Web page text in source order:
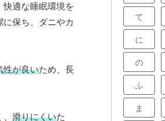
適な睡眠環境を
保ち、ダニやカ
性が良いため、長
滑りにくいた
て
に
の
ふ
ま